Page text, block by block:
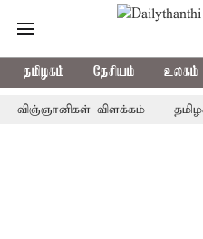
தமிழகம் தேசியம் உலகம்
விளக்கம் தமிழக